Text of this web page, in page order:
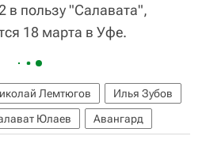
в пользу "Салавата",
18 марта в Уфе.
Лемтюгов
Илья Зубов
Юлаев Авангард